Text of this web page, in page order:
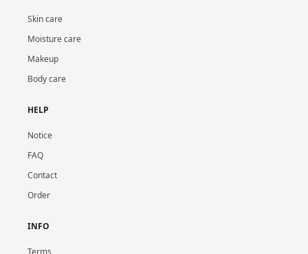
Skin care
Moisture care
Makeup
Body care
HELP
Notice
FAQ
Contact
Order
INFO
Terms